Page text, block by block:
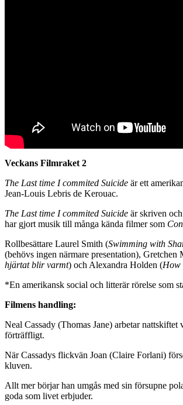
Veckans Filmraket 2
The Last time I commited Suicide är ett
Jean-Louis Lebris de Kerouac.
The Last time I commited Suicide är skriven
har gjort musik till många kända filmer som
Rollbesättare Laurel Smith (Swimming with
(behövs ingen närmare presentation), Gretchen
hjärtat blir varmt) och Alexandra Holden (How
*En amerikansk social och litterär rörelse som
Filmens handling:
Neal Cassady (Thomas Jane) arbetar
förträffligt.
När Cassadys flickvän Joan (Claire Forlani)
kluven.
Allt mer börjar han umgås med sin försupne
goda som livet erbjuder.